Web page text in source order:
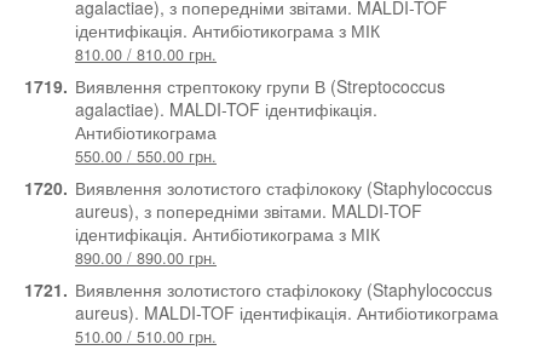
agalactiae), з попередніми звітами. MALDI-TOF
ідентифікація. Антибіотикограма з МІК
810.00 / 810.00 грн.
1719. Виявлення стрептококу групи В (Streptococcus
agalactiae). MALDI-TOF ідентифікація.
Антибіотикограма
550.00 / 550.00 грн.
1720. Виявлення золотистого стафілококу (Staphylococcus
aureus), з попередніми звітами. MALDI-TOF
ідентифікація. Антибіотикограма з МІК
890.00 / 890.00 грн.
1721. Виявлення золотистого стафілококу (Staphylococcus
aureus). MALDI-TOF ідентифікація. Антибіотикограма
510.00 / 510.00 грн.